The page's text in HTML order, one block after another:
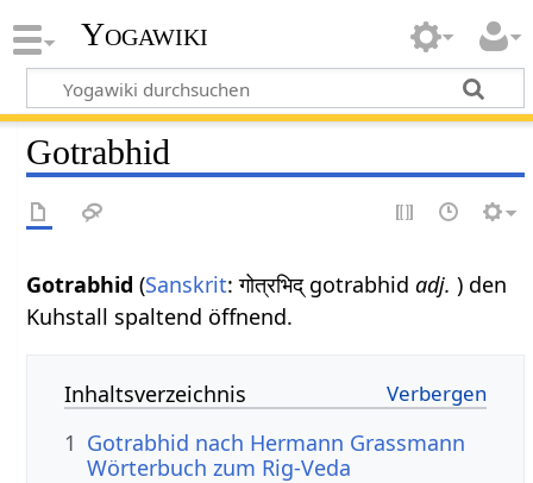
Yogawiki
Gotrabhid
Gotrabhid(Sanskrit: गोत्रभिद् gotrabhidadj.) den
Kuhstall spaltend öffnend.
Inhaltsverzeichnis
1 Gotrabhid nach Hermann Grassmann
Wörterbuch zum Rig-Veda